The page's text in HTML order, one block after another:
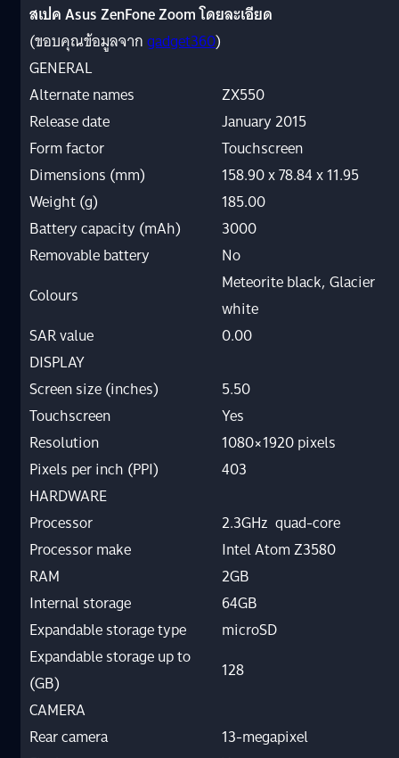
สเปค Asus ZenFone Zoom โดยละเอียด
(ขอบคุณข้อมูลจากgadget360)
GENERAL
Alternate names
ZX550
Release date
January 2015
Form factor
Touchscreen
Dimensions (mm)
158.90 x 78.84 x 11.95
Weight (g)
185.00
Battery capacity (mAh)
3000
Removable battery
No
Colours
Meteorite black, Glacier
white
SAR value
0.00
DISPLAY
Screen size (inches)
5.50
Touchscreen
Yes
Resolution
1080×1920 pixels
Pixels per inch (PPI)
403
HARDWARE
Processor
2.3GHz quad-core
Processor make
Intel Atom Z3580
RAM
2GB
Internal storage
64GB
Expandable storage type
microSD
Expandable storage up to
(GB)
128
CAMERA
Rear camera
13-megapixel